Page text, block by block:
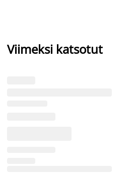
Viimeksi katsotut